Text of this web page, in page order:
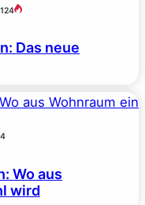
Das neue
Wo aus
wird